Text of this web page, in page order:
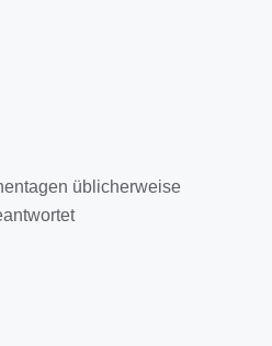
üblicherweise